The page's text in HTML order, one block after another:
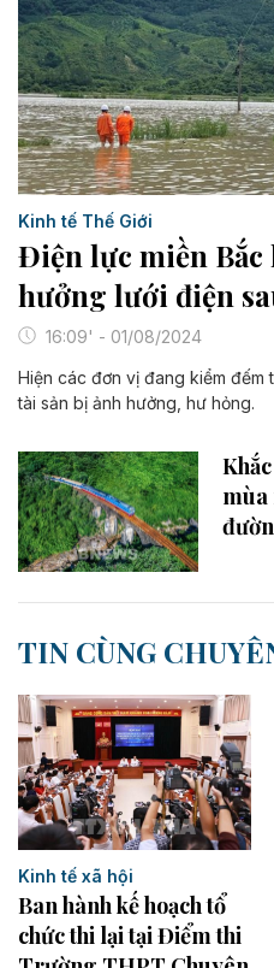
Kinh tế Thế Giới
Điện lực miền Bắc
hưởng lưới điện
16:09' - 01/08/2024
Hiện các đơn vị đang kiểm đếm
tài sản bị ảnh hưởng, hư hỏng.
mùa
TIN CÙNG
Kinh tế xã hội
Ban hành kế hoạch tổ
chức thi lại tại Điểm thi